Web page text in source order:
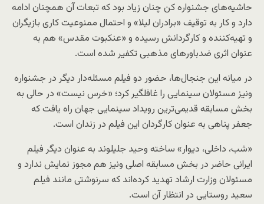
حاشیه‌های جشنواره کن چنان زیاد بود که تبعات آن همچنان ادامه
دارد و کار به توقیف «برادران لیلا» و احتمال ممنوعیت کاری بازیگران
و تهیه‌کننده و کارگردانش رسیده و «عنکبوت مقدس» هم به
عنوان اثری ضدباورهای مذهبی تکفیر شده است.
در میانه این جنجال‌ها، حضور دو فیلم مسئله‌دار دیگر در جشنواره
ونیز مسئولان سینمایی را غافلگیر کرد؛ «خرس نیست» در حالی به
بخش مسابقه قدیمی‌ترین رویداد سینمایی جهان راه یافت که
جعفر پناهی به عنوان کارگردان این فیلم در زندان است.
«شب، داخلی، دیوار» ساخته وحید جلیلوند به عنوان دیگر فیلم
ایرانی حاضر در بخش مسابقه اصلی ونیز هم مجوز نمایش ندارد و
مسئولان وزارت ارشاد تهدید کرده‌اند که سرنوشتی مانند فیلم
سعید روستایی در انتظار آن است.